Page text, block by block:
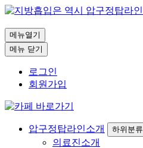
메뉴열기
메뉴 닫기
로그인
회원가입
압구정탑라인소개 하위분류
의료진소개